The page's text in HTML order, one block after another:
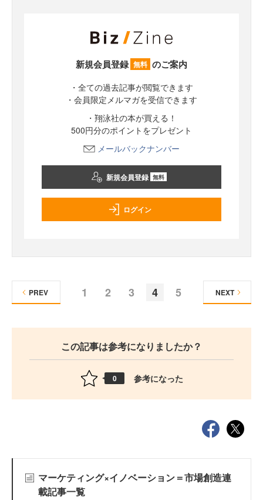
新規会員登録 無料 のご案内
・全ての過去記事が閲覧できます
・会員限定メルマガを受信できます
・翔泳社の本が買える！
500円分のポイントをプレゼント
メールバックナンバー
新規会員登録 無料
ログイン
1 2 3 4 5
PREV NEXT
この記事は参考になりましたか？
0 参考になった
マーケティング×イノベーション＝市場創造連
載記事一覧